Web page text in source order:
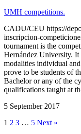
UMH competitions.
CADU/CEU https://
inscripcion-
tournament is the
Hernández University. It
modalities individual
prove to be students of
Bachelor or any of the
qualifications taught at
5 September 2017
1 2 3 … 5 Next »